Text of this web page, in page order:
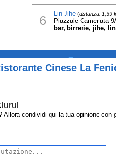
6 Lin Jihe(distanza: 1,39
Piazzale Camerlata
bar, birrerie, jihe,
Cinese La
condividi qui la tua opinione con